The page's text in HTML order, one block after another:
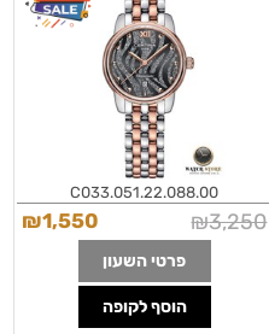
C033.051.22.088.00
₪3,250
₪1,550
פרטי השעון
הוסף לקופה